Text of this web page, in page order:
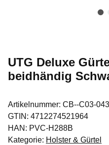
UTG Deluxe
beidhändig
Artikelnummer: CB--C03-
GTIN: 4712274521964
HAN: PVC-H288B
Kategorie: Holster & Gürtel